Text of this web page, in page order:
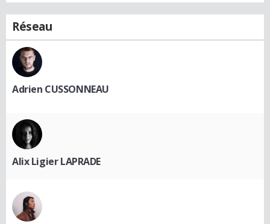
Réseau
Adrien CUSSONNEAU
Alix Ligier LAPRADE